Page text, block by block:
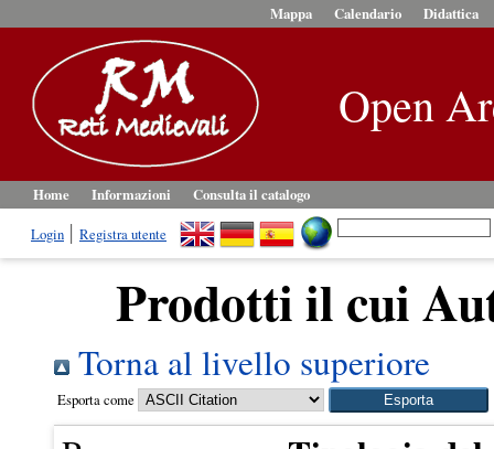
Mappa Calendario Didattica
Open
Home Informazioni
Consulta il catalogo
Login
Registra utente
Prodotti il cui
Torna al livello superiore
Esporta come